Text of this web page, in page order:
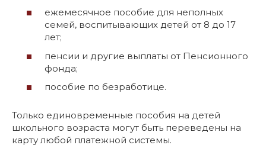
ежемесячное пособие для неполных
семей, воспитывающих детей от 8 до 17
лет;
пенсии и другие выплаты от Пенсионного
фонда;
пособие по безработице.
Только единовременные пособия на детей
школьного возраста могут быть переведены на
карту любой платежной системы.